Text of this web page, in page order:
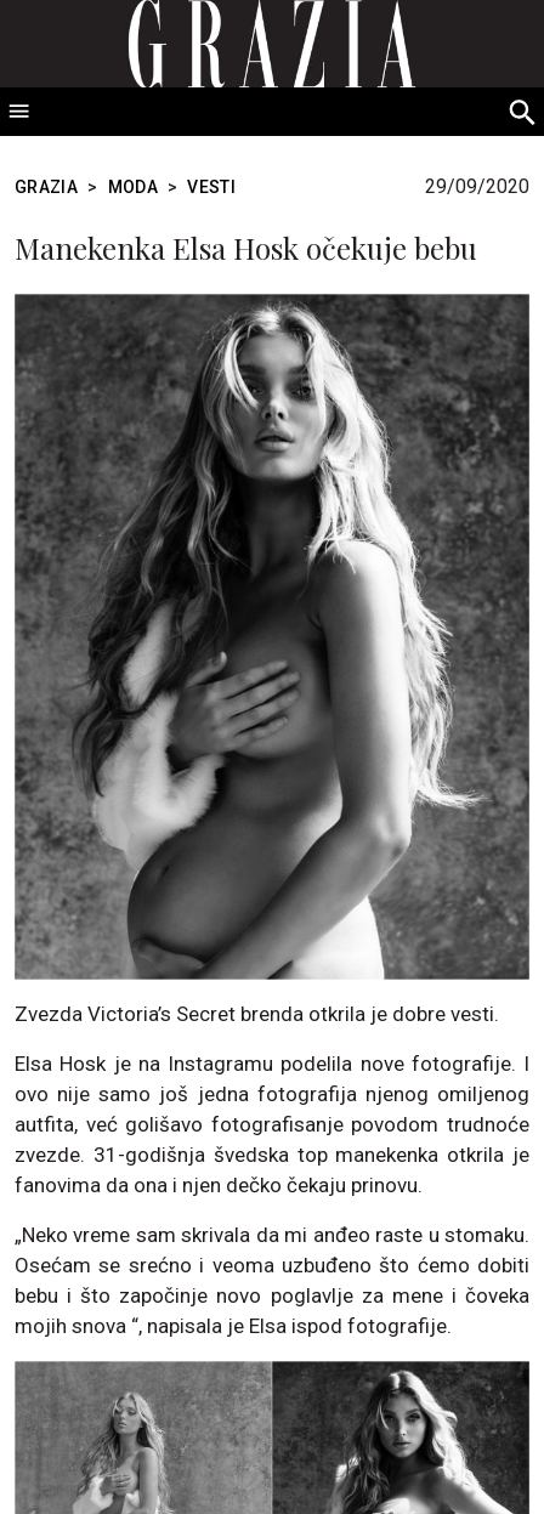
GRAZIA Srbija
GRAZIA > MODA > VESTI 29/09/2020
Manekenka Elsa Hosk očekuje bebu
Zvezda Victoria’s Secret brenda otkrila je dobre vesti.
Elsa Hosk je na Instagramu podelila nove fotografije. I
ovo nije samo još jedna fotografija njenog omiljenog
autfita, već golišavo fotografisanje povodom trudnoće
zvezde. 31-godišnja švedska top manekenka otkrila je
fanovima da ona i njen dečko čekaju prinovu.
„Neko vreme sam skrivala da mi anđeo raste u stomaku.
Osećam se srećno i veoma uzbuđeno što ćemo dobiti
bebu i što započinje novo poglavlje za mene i čoveka
mojih snova “, napisala je Elsa ispod fotografije.